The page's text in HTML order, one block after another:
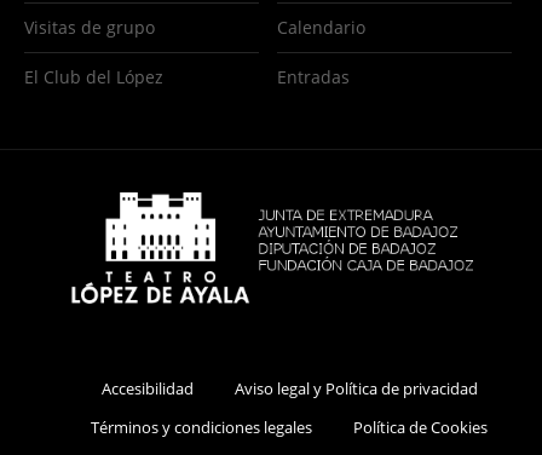
Visitas de grupo
El Club del López
Calendario
Entradas
Accesibilidad
Aviso legal y Política de privacidad
Términos y condiciones legales
Política de Cookies